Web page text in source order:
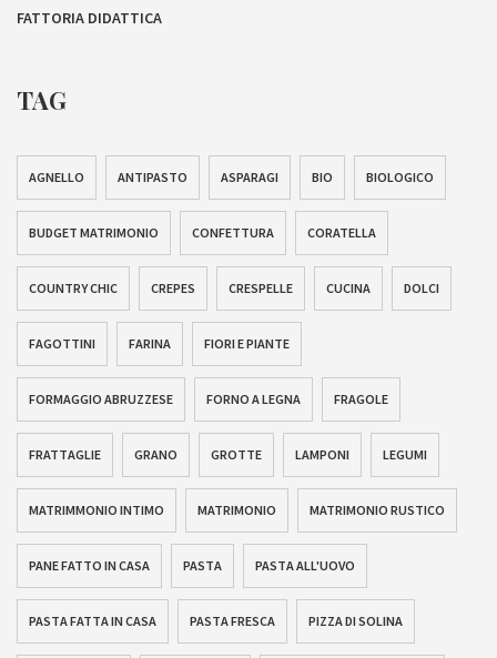
FATTORIA DIDATTICA
TAG
AGNELLO ANTIPASTO ASPARAGI BIO BIOLOGICO
BUDGET MATRIMONIO CONFETTURA CORATELLA
COUNTRY CHIC CREPES CRESPELLE CUCINA DOLCI
FAGOTTINI FARINA FIORI E PIANTE
FORMAGGIO ABRUZZESE FORNO A LEGNA FRAGOLE
FRATTAGLIE GRANO GROTTE LAMPONI LEGUMI
MATRIMMONIO INTIMO MATRIMONIO MATRIMONIO RUSTICO
PANE FATTO IN CASA PASTA PASTA ALL'UOVO
PASTA FATTA IN CASA PASTA FRESCA PIZZA DI SOLINA